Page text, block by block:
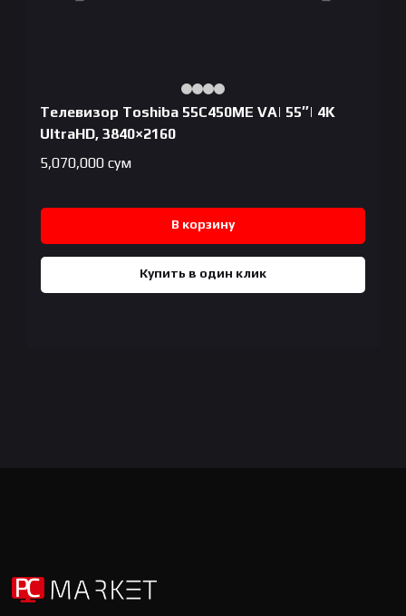
Телевизор Toshiba 55C450ME VA| 55″| 4K
UltraHD, 3840×2160
5,070,000 сум
В корзину
Купить в один клик